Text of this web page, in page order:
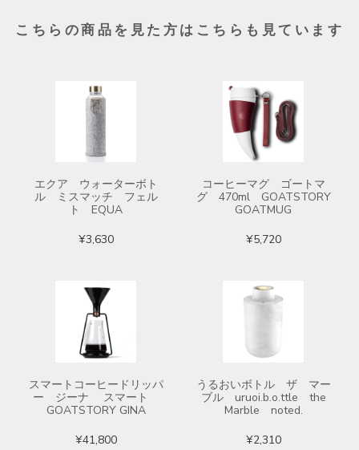
こちらの商品を見た方はこちらも見ています
エクア ウォーターボト
ル ミスマッチ フェル
ト EQUA
¥3,630
コーヒーマグ ゴートマ
グ 470ml GOATSTORY
GOATMUG
¥5,720
スマートコーヒードリッパ
ー ジーナ スマート
GOATSTORY GINA
¥41,800
うるおいボトル ザ マー
ブル uruoi.b.o.ttle the
Marble noted.
¥2,310